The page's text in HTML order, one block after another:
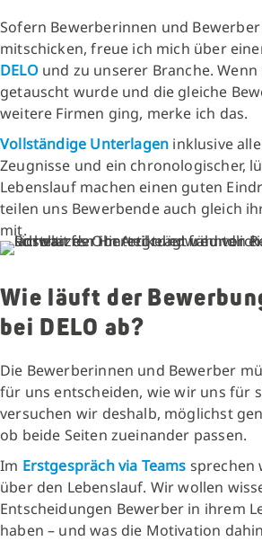
Sofern Bewerberinnen und
mitschicken, freue ich mich über
DELOund zu unserer Branche.
getauscht wurde und die gleiche
weitere Firmen ging, merke ich das.
Vollständige Unterlagen inklusive
Zeugnisse und ein chronologischer,
Lebenslauf machen einen guten
teilen uns Bewerbende auch gleich
mit.
Wie läuft der
bei DELO ab?
Die Bewerberinnen und Bewerber
für uns entscheiden, wie wir uns für
versuchen wir deshalb, möglichst
ob beide Seiten zueinander passen.
Im Erstgespräch via Teams sprechen
über den Lebenslauf. Wir wollen
Entscheidungen Bewerber in ihrem
haben – und was die Motivation